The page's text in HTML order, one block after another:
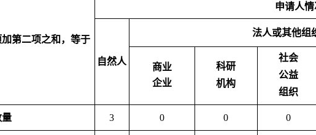
第二项之和，等于
申请人情
自然人
法人或其他组
商业
企业
科研
机构
社会
公益
组织
3 0 0 0